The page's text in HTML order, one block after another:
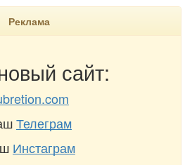
Реклама
сайт:
Телеграм
Инстаграм